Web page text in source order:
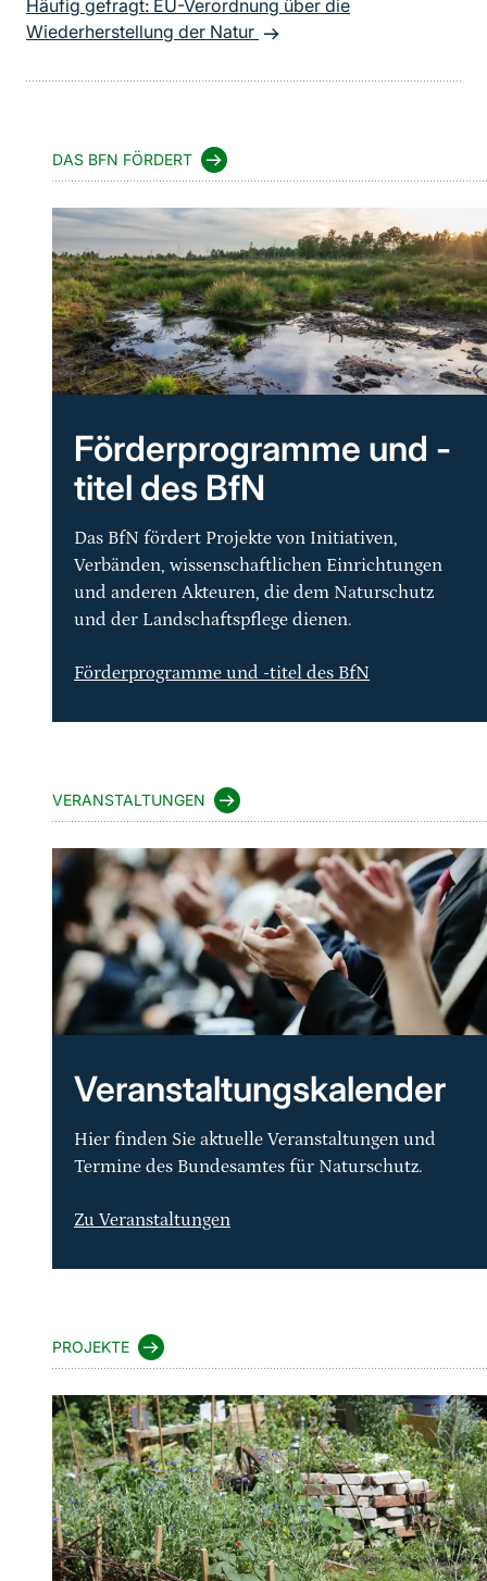
Häufig gefragt: EU-Verordnung über die
Wiederherstellung der Natur
DAS BFN FÖRDERT
Förderprogramme und -
titel des BfN
Das BfN fördert Projekte von Initiativen,
Verbänden, wissenschaftlichen Einrichtungen
und anderen Akteuren, die dem Naturschutz
und der Landschaftspflege dienen.
Förderprogramme und -titel des BfN
VERANSTALTUNGEN
Veranstaltungskalender
Hier finden Sie aktuelle Veranstaltungen und
Termine des Bundesamtes für Naturschutz.
Zu Veranstaltungen
PROJEKTE